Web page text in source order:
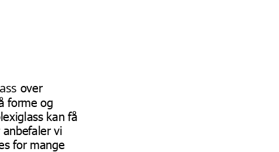
over
forme og
kan få
vi
for mange